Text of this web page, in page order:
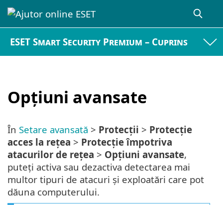
ESET Smart Security Premium – Cuprins
Opţiuni avansate
În Setare avansată > Protecții > Protecție
acces la rețea > Protecție împotriva
atacurilor de rețea > Opțiuni avansate,
puteți activa sau dezactiva detectarea mai
multor tipuri de atacuri și exploatări care pot
dăuna computerului.